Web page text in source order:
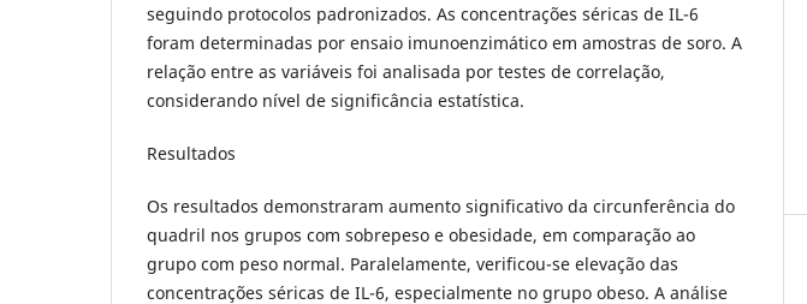
seguindo protocolos padronizados. As concentrações séricas de IL-6
foram determinadas por ensaio imunoenzimático em amostras de soro. A
relação entre as variáveis foi analisada por testes de correlação,
considerando nível de significância estatística.
Resultados
Os resultados demonstraram aumento significativo da circunferência do
quadril nos grupos com sobrepeso e obesidade, em comparação ao
grupo com peso normal. Paralelamente, verificou-se elevação das
concentrações séricas de IL-6, especialmente no grupo obeso. A análise